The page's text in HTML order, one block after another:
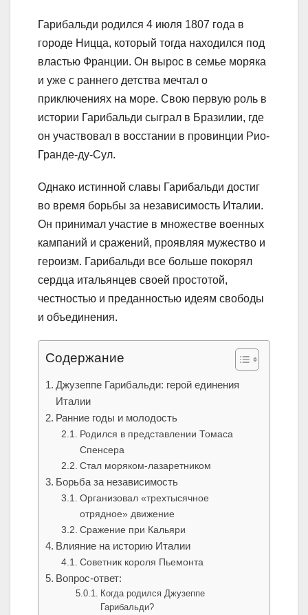
Гарибальди родился 4 июля 1807 года в
городе Ницца, который тогда находился под
властью Франции. Он вырос в семье моряка
и уже с раннего детства мечтал о
приключениях на море. Свою первую роль в
истории Гарибальди сыграл в Бразилии, где
он участвовал в восстании в провинции Рио-
Гранде-ду-Сул.
Однако истинной славы Гарибальди достиг
во время борьбы за независимость Италии.
Он принимал участие в множестве военных
кампаний и сражений, проявляя мужество и
героизм. Гарибальди все больше покорял
сердца итальянцев своей простотой,
честностью и преданностью идеям свободы
и объединения.
Содержание
Джузеппе Гарибальди: герой единения
Италии
Ранние годы и молодость
Родился в представлении Томаса
Спенсера
Стал моряком-лазаретником
Борьба за независимость
Организовал «трехтысячное
отрядное» движение
Сражение при Кальяри
Влияние на историю Италии
Советник короля Пьемонта
Вопрос-ответ:
Когда родился Джузеппе
Гарибальди?